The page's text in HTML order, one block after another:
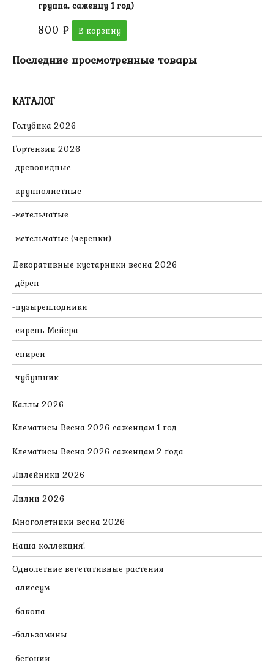
КАТАЛОГ
Голубика 2026
Гортензии 2026
древовидные
крупнолистные
метельчатые
метельчатые (черенки)
Декоративные кустарники весна 2026
дёрен
пузыреплодники
сирень Мейера
спиреи
чубушник
Каллы 2026
Клематисы Весна 2026 саженцам 1 год
Клематисы Весна 2026 саженцам 2 года
Лилейники 2026
Лилии 2026
Многолетники весна 2026
Наша коллекция!
Однолетние вегетативные растения
алиссум
бакопа
бальзамины
бегонии
группа, саженцу 1 год)
800 ₽ В корзину
Последние просмотренные товары